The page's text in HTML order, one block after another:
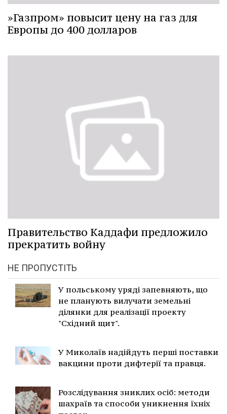
»Газпром» повысит цену на газ для
Европы до 400 долларов
Правительство Каддафи предложило
прекратить войну
НЕ ПРОПУСТІТЬ
У польському уряді запевняють, що
не планують вилучати земельні
ділянки для реалізації проекту
"Східний щит".
У Миколаїв надійдуть перші поставки
вакцини проти дифтерії та правця.
Розслідування зниклих осіб: методи
шахраїв та способи уникнення їхніх